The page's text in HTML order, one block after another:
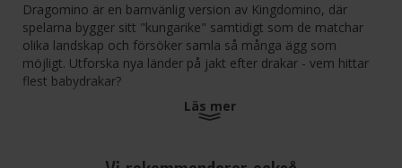
Dragomino är en barnvänlig version av Kingdomino, där
spelarna bygger sitt "kungarike" samtidigt som de matchar
olika landskap och försöker samla så många ägg som
möjligt. Utforska nya länder på jakt efter drakar - vem hittar
flest babydrakar?
År 2021 vann Dragomino den prestigefyllda utmärkelsen
Läs mer